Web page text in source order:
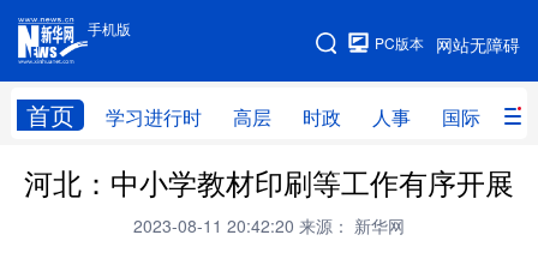
手机版
网站无障碍
PC版本
首页 学习进行时 高层 时政 人事 国际 财
手机版
网站地图
学习进行时 高层 时政 人事
财经 网评
河北：中小学教材印刷等工作有序开展
2023-08-11 20:42:20 来源： 新华网